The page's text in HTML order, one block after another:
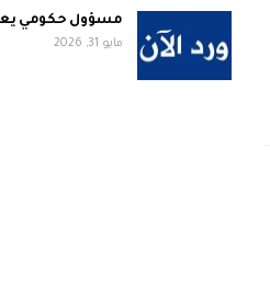
مسؤول حكومي
مايو 31, 2026